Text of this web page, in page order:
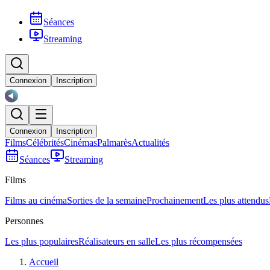
Séances
Streaming
Connexion Inscription
Connexion Inscription
FilmsCélébritésCinémasPalmarèsActualités
Séances
Streaming
Films
Films au cinémaSorties de la semaineProchainementLes plus attendus
Personnes
Les plus populairesRéalisateurs en salleLes plus récompensées
Accueil